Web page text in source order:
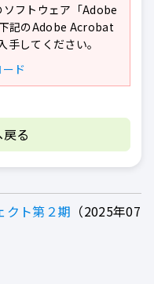
フトウェア「Adobe
記のAdobe Acrobat
してください。
ド
る
クト第２期
2025年07